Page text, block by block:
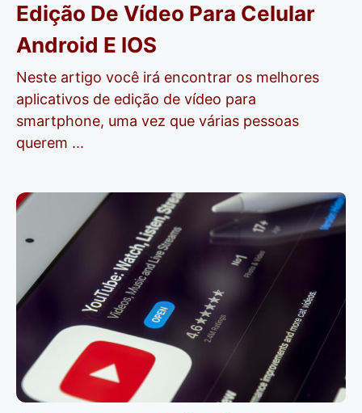
Edição De Vídeo Para Celular
Android E IOS
Neste artigo você irá encontrar os melhores
aplicativos de edição de vídeo para
smartphone, uma vez que várias pessoas
querem ...